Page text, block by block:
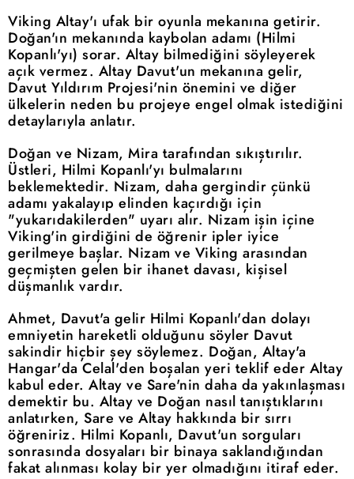
Viking Altay'ı ufak bir oyunla mekanına getirir.
Doğan'ın mekanında kaybolan adamı (Hilmi
Kopanlı'yı) sorar. Altay bilmediğini söyleyerek
açık vermez. Altay Davut'un mekanına gelir,
Davut Yıldırım Projesi'nin önemini ve diğer
ülkelerin neden bu projeye engel olmak istediğini
detaylarıyla anlatır.
Doğan ve Nizam, Mira tarafından sıkıştırılır.
Üstleri, Hilmi Kopanlı'yı bulmalarını
beklemektedir. Nizam, daha gergindir çünkü
adamı yakalayıp elinden kaçırdığı için
"yukarıdakilerden" uyarı alır. Nizam işin içine
Viking'in girdiğini de öğrenir ipler iyice
gerilmeye başlar. Nizam ve Viking arasından
geçmişten gelen bir ihanet davası, kişisel
düşmanlık vardır.
Ahmet, Davut'a gelir Hilmi Kopanlı'dan dolayı
emniyetin hareketli olduğunu söyler Davut
sakindir hiçbir şey söylemez. Doğan, Altay'a
Hangar'da Celal'den boşalan yeri teklif eder Altay
kabul eder. Altay ve Sare'nin daha da yakınlaşması
demektir bu. Altay ve Doğan nasıl tanıştıklarını
anlatırken, Sare ve Altay hakkında bir sırrı
öğreniriz. Hilmi Kopanlı, Davut'un sorguları
sonrasında dosyaları bir binaya saklandığından
fakat alınması kolay bir yer olmadığını itiraf eder.